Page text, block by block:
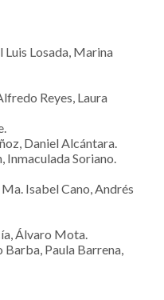
Losada, Marina
Reyes, Laura
Daniel Alcántara.
Inmaculada Soriano.
Isabel Cano, Andrés
Álvaro Mota.
Paula Barrena,